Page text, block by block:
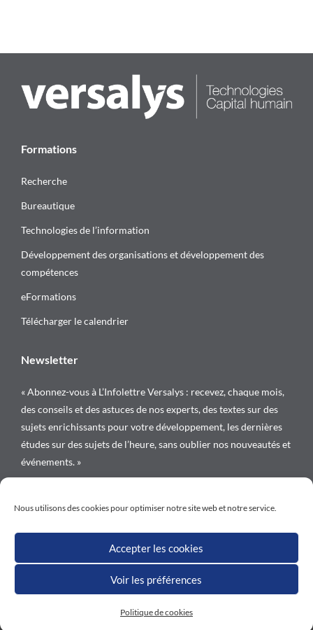
Nous utilisons des cookies pour optimiser notre site web et notre service.
Accepter les cookies
Voir les préférences
Politique de cookies
Formations
Recherche
Bureautique
Technologies de l’information
Développement des organisations et développement des
compétences
eFormations
Télécharger le calendrier
Newsletter
« Abonnez-vous à L’Infolettre Versalys : recevez, chaque mois,
des conseils et des astuces de nos experts, des textes sur des
sujets enrichissants pour votre développement, les dernières
études sur des sujets de l’heure, sans oublier nos nouveautés et
événements. »